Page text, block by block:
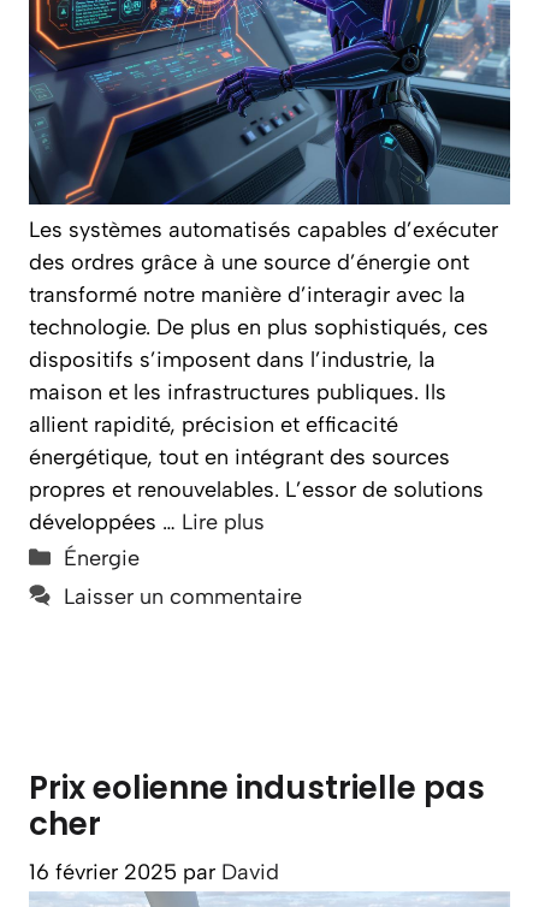
Les systèmes automatisés capables d’exécuter
des ordres grâce à une source d’énergie ont
transformé notre manière d’interagir avec la
technologie. De plus en plus sophistiqués, ces
dispositifs s’imposent dans l’industrie, la
maison et les infrastructures publiques. Ils
allient rapidité, précision et efficacité
énergétique, tout en intégrant des sources
propres et renouvelables. L’essor de solutions
développées … Lire plus
Catégories
Énergie
Laisser un commentaire
Prix eolienne industrielle pas
cher
16 février 2025 par David